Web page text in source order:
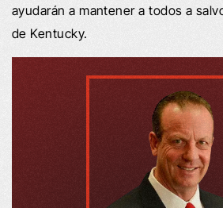
ayudarán a mantener a todos a
de Kentucky.